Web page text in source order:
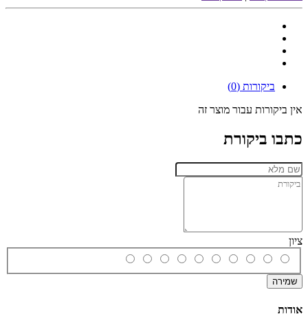
ביקורות (0)
אין ביקורות עבור מוצר זה
כתבו ביקורת
ציון
שמירה
אודות